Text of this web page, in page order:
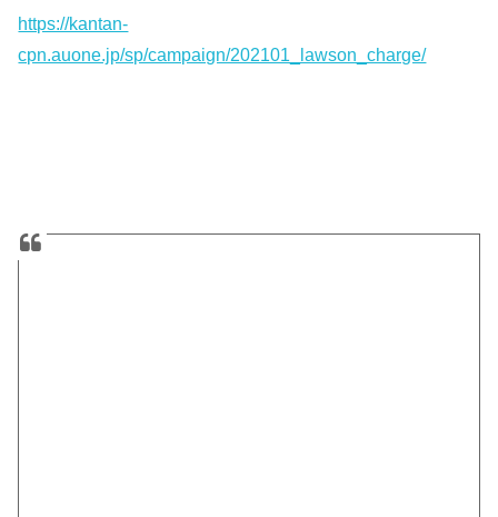
https://kantan-
cpn.auone.jp/sp/campaign/202101_lawson_charge/